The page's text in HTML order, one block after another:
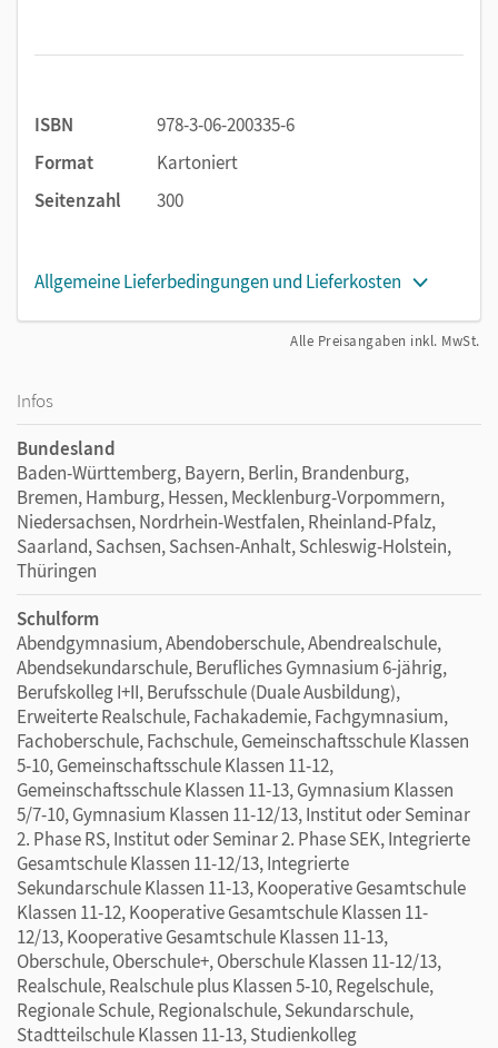
ISBN
978-3-06-200335-6
Format
Kartoniert
Seitenzahl
300
Allgemeine Lieferbedingungen und Lieferkosten
Alle Preisangaben inkl. MwSt.
Infos
Bundesland
Baden-Württemberg, Bayern, Berlin, Brandenburg,
Bremen, Hamburg, Hessen, Mecklenburg-Vorpommern,
Niedersachsen, Nordrhein-Westfalen, Rheinland-Pfalz,
Saarland, Sachsen, Sachsen-Anhalt, Schleswig-Holstein,
Thüringen
Schulform
Abendgymnasium, Abendoberschule, Abendrealschule,
Abendsekundarschule, Berufliches Gymnasium 6-jährig,
Berufskolleg I+II, Berufsschule (Duale Ausbildung),
Erweiterte Realschule, Fachakademie, Fachgymnasium,
Fachoberschule, Fachschule, Gemeinschaftsschule Klassen
5-10, Gemeinschaftsschule Klassen 11-12,
Gemeinschaftsschule Klassen 11-13, Gymnasium Klassen
5/7-10, Gymnasium Klassen 11-12/13, Institut oder Seminar
2. Phase RS, Institut oder Seminar 2. Phase SEK, Integrierte
Gesamtschule Klassen 11-12/13, Integrierte
Sekundarschule Klassen 11-13, Kooperative Gesamtschule
Klassen 11-12, Kooperative Gesamtschule Klassen 11-
12/13, Kooperative Gesamtschule Klassen 11-13,
Oberschule, Oberschule+, Oberschule Klassen 11-12/13,
Realschule, Realschule plus Klassen 5-10, Regelschule,
Regionale Schule, Regionalschule, Sekundarschule,
Stadtteilschule Klassen 11-13, Studienkolleg